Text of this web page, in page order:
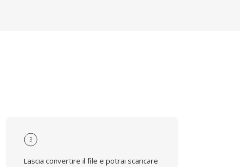
3
Lascia convertire il file e potrai scaricare